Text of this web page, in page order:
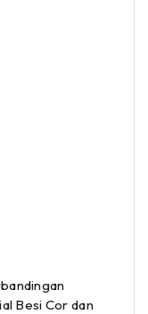
Besi Cor dan